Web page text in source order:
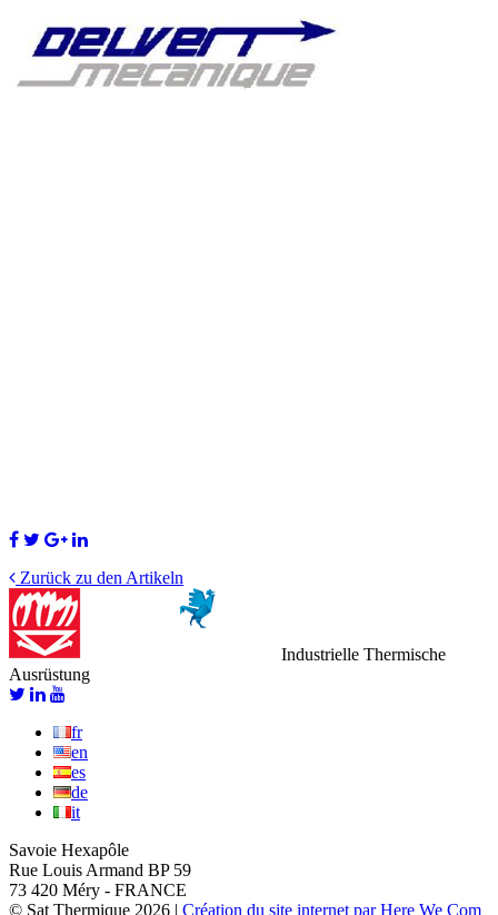
Zurück zu den Artikeln
Industrielle Thermische
Ausrüstung
fr
en
es
de
it
Savoie Hexapôle
Rue Louis Armand BP 59
73 420 Méry - FRANCE
© Sat Thermique 2026 | Création du site internet par Here We Com